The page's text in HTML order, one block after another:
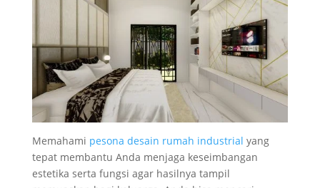
Memahami pesona desain rumah industrial yang
tepat membantu Anda menjaga keseimbangan
estetika serta fungsi agar hasilnya tampil